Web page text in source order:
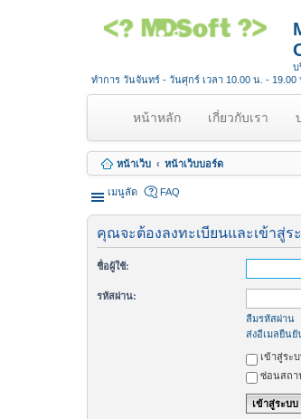
บ
ทำการ วันจันทร์ - วันศุกร์ เวลา 10.00 น. - 19.00
หน้าหลัก(
u
r
เกี่ยวกับเรา
หน้าเว็บ หน้าเว็บบอร์ด
เมนูลัด FAQ
คุณจะต้องลงทะเบียนและเข้าสู่ร
ชื่อผู้ใช้:
รหัสผ่าน:
ลืมรหัสผ่าน
ส่งอีเมลยืน
เข้าสู่ระ
ซ่อนสถ